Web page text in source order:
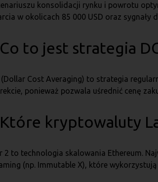
konsolidacji rynku i powrotu
w okolicach 85 000 USD oraz sygnały
to jest strategia
(Dollar Cost Averaging) to strategia
ponieważ pozwala uśrednić cenę
kryptowaluty
2 to technologia skalowania Ethereum.
(np. Immutable X), które